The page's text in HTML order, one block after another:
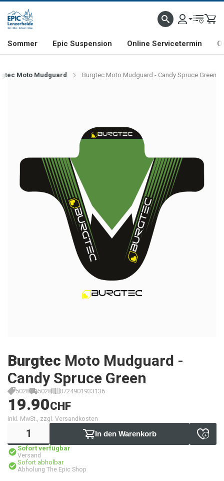
& FREERIDE-SPEZIALIST SCHWEIZER FIRMA SHOP & SHOWROOM IN
Sommer Epic Suspension Online Servicetermin
Moto Mudguard Burgtec Moto Mudguard - Candy Spruce Green
Burgtec Moto Mudguard -
Candy Spruce Green
5028 5028 0724901933136
19.90CHF
inkl. MwSt., zzgl. Versandkosten
In den Warenkorb
Sofort verfügbar
Versand
Sofort abholbar
Abholung The Epic Shop